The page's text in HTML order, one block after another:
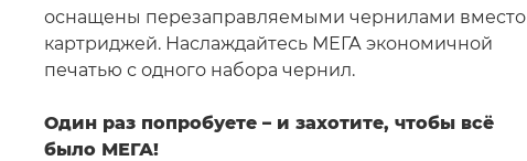
оснащены перезаправляемыми чернилами вместо
картриджей. Наслаждайтесь МЕГА экономичной
печатью с одного набора чернил.
Один раз попробуете – и захотите, чтобы всё
было МЕГА!